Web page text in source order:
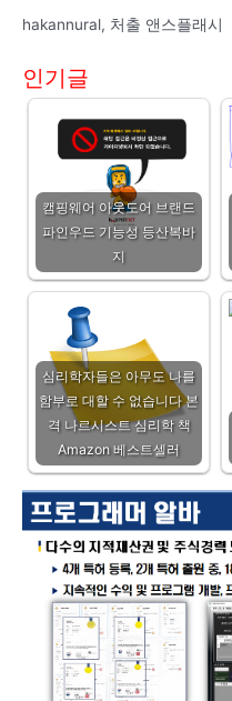
hakannural, 처출 앤스플래시
인기글
캠핑웨어 아웃도어 브랜드
파인우드 기능성 등산복바
지
심리학자들은 아무도 나를
함부로 대할 수 없습니다 본
격 나르시스트 심리학 책
Amazon 베스트셀러